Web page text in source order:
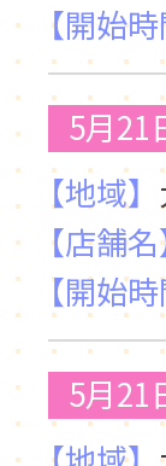
【開始時
5月21
【地域】
【店舗名
【開始時
5月21